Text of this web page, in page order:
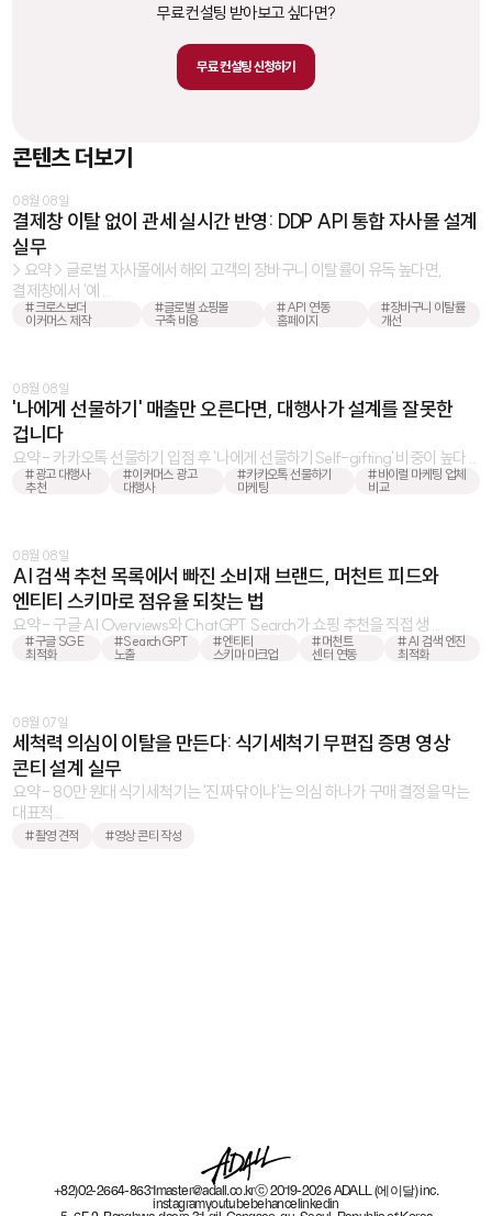
무료 컨설팅 받아보고 싶다면?
무료 컨설팅 신청하기
콘텐츠 더보기
08월 08일
결제창 이탈 없이 관세 실시간 반영: DDP API 통합 자사몰 설계
실무
> 요약 > 글로벌 자사몰에서 해외 고객의 장바구니 이탈률이 유독 높다면,
결제창에서 '예 ...
#크로스보더
이커머스 제작
#글로벌 쇼핑몰
구축 비용
#API 연동
홈페이지
#장바구니 이탈률
개선
08월 08일
'나에게 선물하기' 매출만 오른다면, 대행사가 설계를 잘못한
겁니다
요약 - 카카오톡 선물하기 입점 후 '나에게 선물하기Self-gifting' 비중이 높다 ...
#광고 대행사
추천
#이커머스 광고
대행사
#카카오톡 선물하기
마케팅
#바이럴 마케팅 업체
비교
08월 08일
AI 검색 추천 목록에서 빠진 소비재 브랜드, 머천트 피드와
엔티티 스키마로 점유율 되찾는 법
요약 - 구글 AI Overviews와 ChatGPT Search가 쇼핑 추천을 직접 생 ...
#구글 SGE
최적화
#SearchGPT
노출
#엔티티
스키마 마크업
#머천트
센터 연동
#AI 검색 엔진
최적화
08월 07일
세척력 의심이 이탈을 만든다: 식기세척기 무편집 증명 영상
콘티 설계 실무
요약 - 80만 원대 식기세척기는 '진짜 닦이냐'는 의심 하나가 구매 결정을 막는
대표적 ...
#촬영 견적 #영상 콘티 작성
+82)02-2664-8631master@adall.co.krⓒ 2019-2026 ADALL (에이달) inc.
instagramyoutubebehancelinkedin